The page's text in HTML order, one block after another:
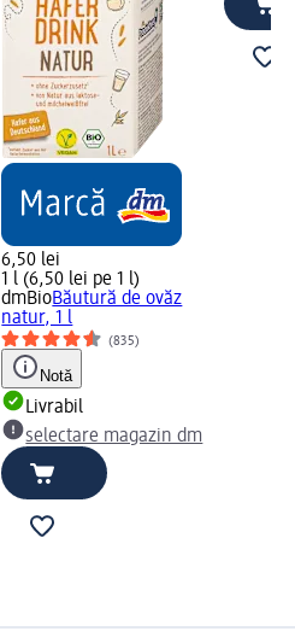
6,50 lei
1 l (6,50 lei pe 1 l)
dmBioBăutură de ovăz
natur, 1 l
(835)
Notă
Livrabil
selectare magazin dm